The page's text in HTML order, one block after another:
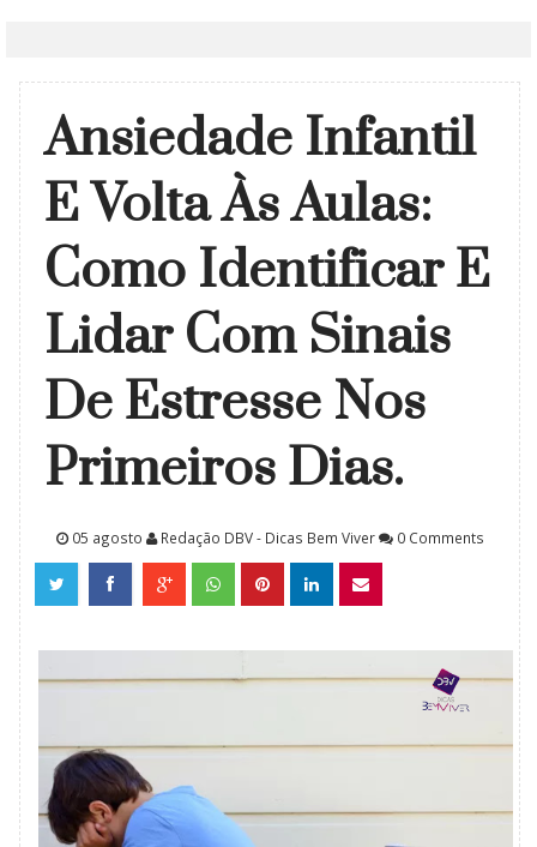
Ansiedade Infantil
E Volta Às Aulas:
Como Identificar E
Lidar Com Sinais
De Estresse Nos
Primeiros Dias.
05 agosto Redação DBV - Dicas Bem Viver 0 Comments